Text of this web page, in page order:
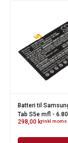
Batteri til
Tab S5e mfl -
298,00 krinkl moms